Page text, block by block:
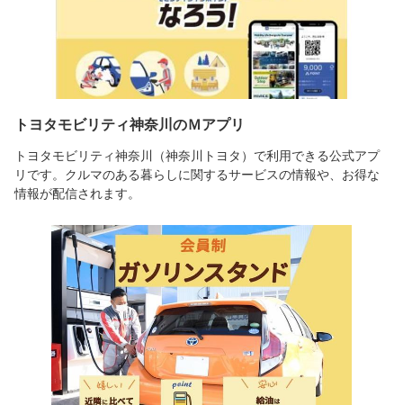
トヨタモビリティ神奈川のＭアプリ
トヨタモビリティ神奈川（神奈川トヨタ）で利用できる公式アプ
リです。クルマのある暮らしに関するサービスの情報や、お得な
情報が配信されます。